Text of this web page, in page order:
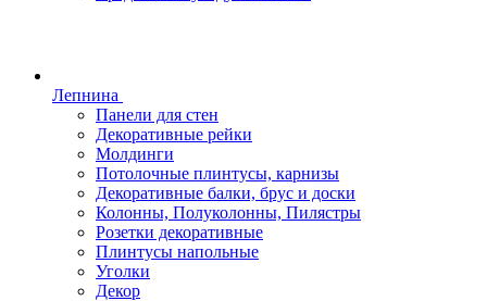
Лепнина
Панели для стен
Декоративные рейки
Молдинги
Потолочные плинтусы, карнизы
Декоративные балки, брус и доски
Колонны, Полуколонны, Пилястры
Розетки декоративные
Плинтусы напольные
Уголки
Декор